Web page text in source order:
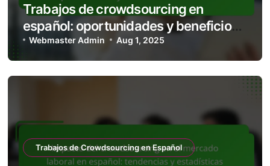
Trabajos de crowdsourcing en
español: oportunidades y beneficios
económicos
Webmaster Admin Aug 1, 2025
Trabajos de Crowdsourcing en Español